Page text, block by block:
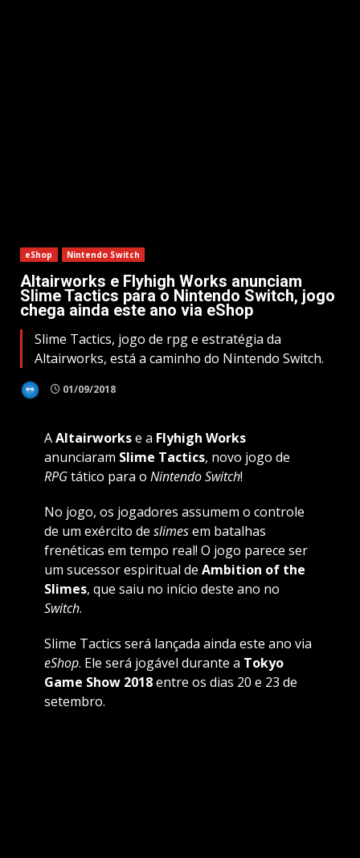
eShop Nintendo Switch
Altairworks e Flyhigh Works anunciam
Slime Tactics para o Nintendo Switch, jogo
chega ainda este ano via eShop
Slime Tactics, jogo de rpg e estratégia da
Altairworks, está a caminho do Nintendo Switch.
01/09/2018
AAltairworkse a Flyhigh Works
anunciaram Slime Tactics, novo jogo de
RPGtático para o Nintendo Switch!
No jogo, os jogadores assumem o controle
de um exército de slimesem batalhas
frenéticas em tempo real! O jogo parece ser
um sucessor espiritual de Ambition of the
Slimes, que saiu no início deste ano no
Switch.
Slime Tactics será lançada ainda este ano via
eShop. Ele será jogável durante a Tokyo
Game Show 2018entre os dias 20 e 23 de
setembro.